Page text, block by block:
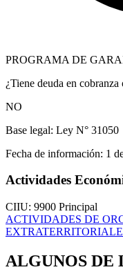
PROGRAMA DE
¿Tiene deuda en
NO
Base legal: Ley N° 31050
Fecha de información: 1
Actividades
CIIU: 9900 Principal
ACTIVIDADES DE
ALGUNOS DE